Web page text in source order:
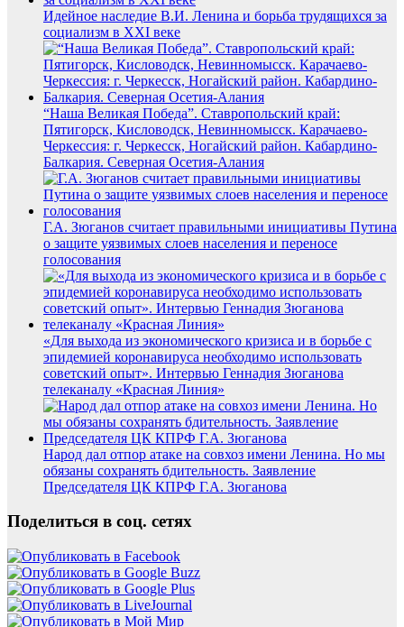
Идейное наследие В.И. Ленина и борьба трудящихся за
социализм в XXI веке
“Наша Великая Победа”. Ставропольский край:
Пятигорск, Кисловодск, Невинномысск. Карачаево-
Черкессия: г. Черкесск, Ногайский район. Кабардино-
Балкария. Северная Осетия-Алания
Г.А. Зюганов считает правильными инициативы Путина
о защите уязвимых слоев населения и переносе
голосования
«Для выхода из экономического кризиса и в борьбе с
эпидемией коронавируса необходимо использовать
советский опыт». Интервью Геннадия Зюганова
телеканалу «Красная Линия»
Народ дал отпор атаке на совхоз имени Ленина. Но мы
обязаны сохранять бдительность. Заявление
Председателя ЦК КПРФ Г.А. Зюганова
Поделиться в соц. сетях